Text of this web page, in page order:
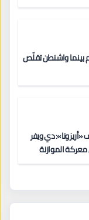
بينما واشنطن تقلّص
تشقّ ائتلاف «أريزونا»: دي ويفر
الموازنة